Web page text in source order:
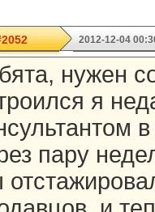
2012-12-04
нужен
я
пару